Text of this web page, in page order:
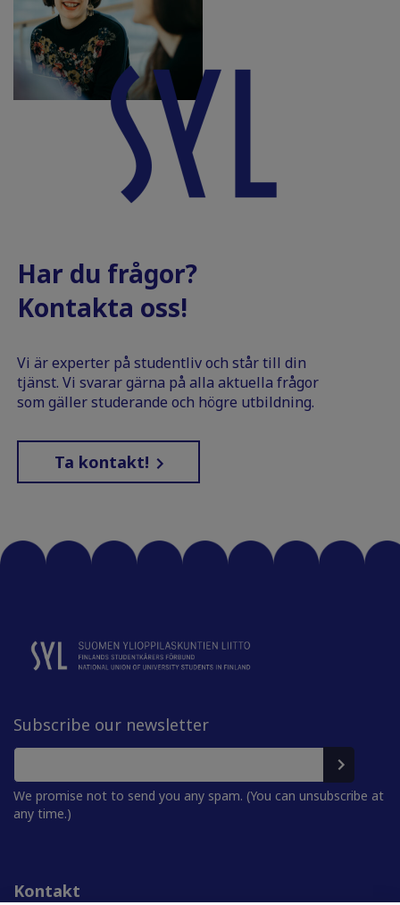
Har du frågor?
Kontakta oss!
Vi är experter på studentliv och står till din
tjänst. Vi svarar gärna på alla aktuella frågor
som gäller studerande och högre utbildning.
Ta kontakt!
Subscribe our newsletter
We promise not to send you any spam. (You can unsubscribe at
any time.)
Kontakt